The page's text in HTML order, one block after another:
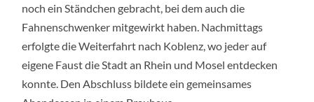
noch ein Ständchen gebracht, bei dem auch die
Fahnenschwenker mitgewirkt haben. Nachmittags
erfolgte die Weiterfahrt nach Koblenz, wo jeder auf
eigene Faust die Stadt an Rhein und Mosel entdecken
konnte. Den Abschluss bildete ein gemeinsames